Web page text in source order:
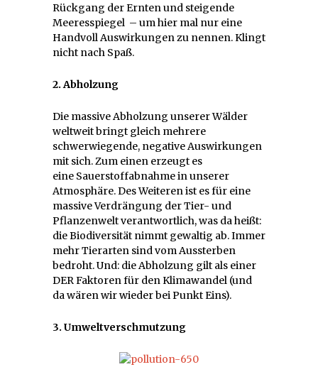
Rückgang der Ernten und steigende
Meeresspiegel – um hier mal nur eine
Handvoll Auswirkungen zu nennen. Klingt
nicht nach Spaß.
2. Abholzung
Die massive Abholzung unserer Wälder
weltweit bringt gleich mehrere
schwerwiegende, negative Auswirkungen
mit sich. Zum einen erzeugt es
eine Sauerstoffabnahme in unserer
Atmosphäre. Des Weiteren ist es für eine
massive Verdrängung der Tier- und
Pflanzenwelt verantwortlich, was da heißt:
die Biodiversität nimmt gewaltig ab. Immer
mehr Tierarten sind vom Aussterben
bedroht. Und: die Abholzung gilt als einer
DER Faktoren für den Klimawandel (und
da wären wir wieder bei Punkt Eins).
3. Umweltverschmutzung